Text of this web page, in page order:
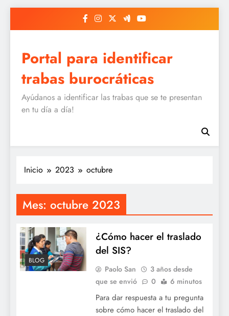
Portal para identificar
trabas burocráticas
Ayúdanos a identificar las trabas que se te presentan
en tu día a día!
Inicio 2023 octubre
Mes: octubre 2023
BLOG
¿Cómo hacer el traslado
del SIS?
Paolo San
3 años desde
que se envió
0 6 minutos
Para dar respuesta a tu pregunta
sobre cómo hacer el traslado del